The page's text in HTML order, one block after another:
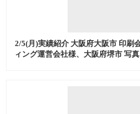
2/5(月)実績紹介 大阪府大阪市 印刷
ィング運営会社様、大阪府堺市 写